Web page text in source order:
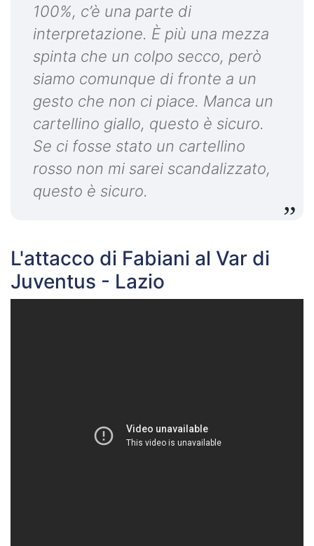
100%, c’è una parte di
interpretazione. È più una mezza
spinta che un colpo secco, però
siamo comunque di fronte a un
gesto che non ci piace. Manca un
cartellino giallo, questo è sicuro.
Se ci fosse stato un cartellino
rosso non mi sarei scandalizzato,
questo è sicuro.
L'attacco di Fabiani al Var di
Juventus - Lazio